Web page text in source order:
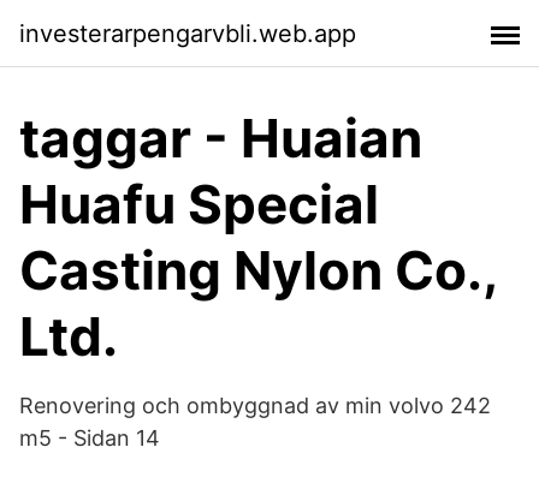
investerarpengarvbli.web.app
taggar - Huaian
Huafu Special
Casting Nylon Co.,
Ltd.
Renovering och ombyggnad av min volvo 242
m5 - Sidan 14